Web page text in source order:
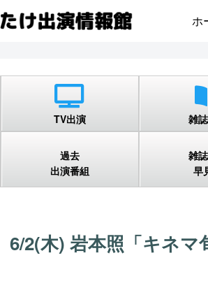
ホ
TV出演
雑
過去
出演番組
雑
早
6/2(木) 岩本照「キネ